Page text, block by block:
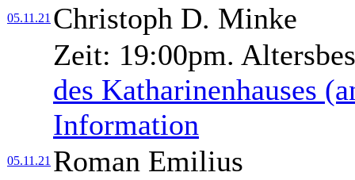
05.11.21 Christoph D. Minke
Zeit: 19:00pm.
des Katharinenhauses
Information
05.11.21 Roman Emilius